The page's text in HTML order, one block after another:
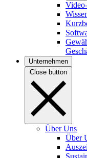
Unternehmen
Close button
Über Uns
Über